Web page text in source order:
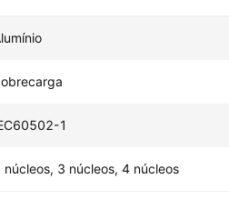
1
núcleos, 3 núcleos, 4 núcleos